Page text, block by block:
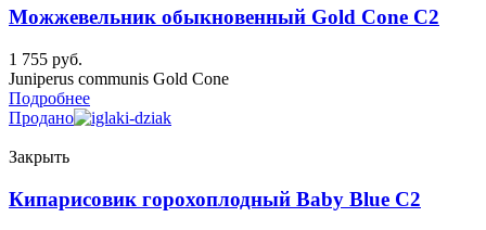
Можжевельник обыкновенный Gold Cone C2
1 755 руб.
Juniperus communis Gold Cone
Подробнее
Продано
Закрыть
Кипарисовик горохоплодный Baby Blue C2